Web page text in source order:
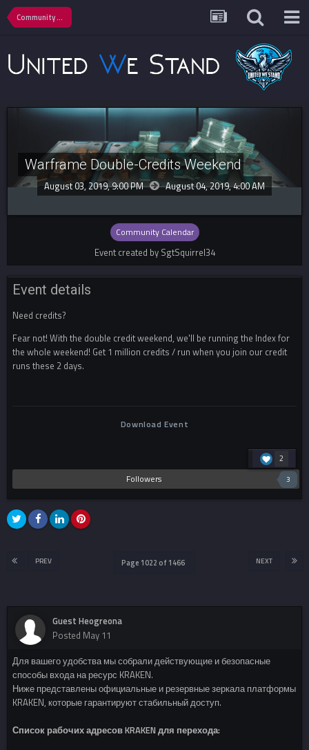
Community Calendar
Warframe Double-Credits Weekend
August 03, 2019, 9:00 PM August 04, 2019,4:00 AM
Community Calendar
Event created by SgtSquirrel34
Event details
Need credits?
Fear not! With the double credit weekend, we'll be running the Index for
the whole weekend! Get 1 million credits / run when you join our credit
runs these 2 days.
2
Download Event
Followers 3
PREV NEXT
Page 1022 of 1466
Guest Heogreona
Posted May 11
Для вашего удобства мы собрали действующие и безопасные
способы входа на ресурс KRAKEN.
Ниже представлены официальные и резервные зеркала платформы
KRAKEN, которые гарантируют стабильный доступ.
Список рабочих адресов KRAKEN для перехода: